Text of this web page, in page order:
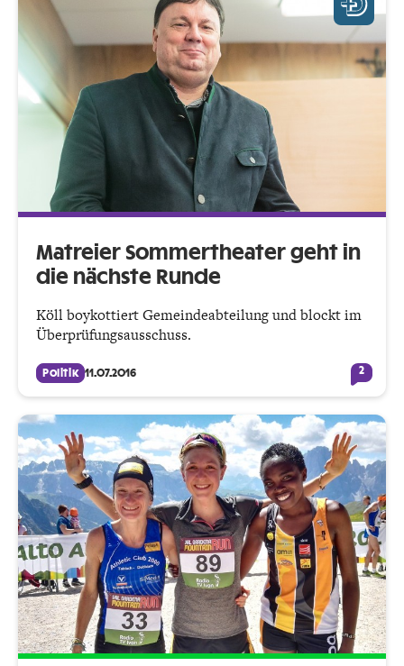
Matreier Sommertheater geht in
die nächste Runde
Köll boykottiert Gemeindeabteilung und blockt im
Überprüfungsausschuss.
Politik 11.07.2016 2